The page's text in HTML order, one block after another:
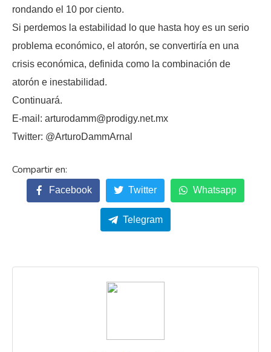
rondando el 10 por ciento.
Si perdemos la estabilidad lo que hasta hoy es un serio
problema económico, el atorón, se convertiría en una
crisis económica, definida como la combinación de
atorón e inestabilidad.
Continuará.
E-mail: arturodamm@prodigy.net.mx
Twitter: @ArturoDammArnal
Facebook Twitter Whatsapp
Telegram